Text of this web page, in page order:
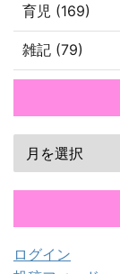
育児 (169)
雑記 (79)
ログイン